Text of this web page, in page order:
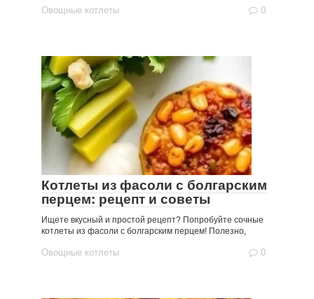
Овощные котлеты 0
Котлеты из фасоли с болгарским
перцем: рецепт и советы
Ищете вкусный и простой рецепт? Попробуйте сочные
котлеты из фасоли с болгарским перцем! Полезно,
Овощные котлеты 0